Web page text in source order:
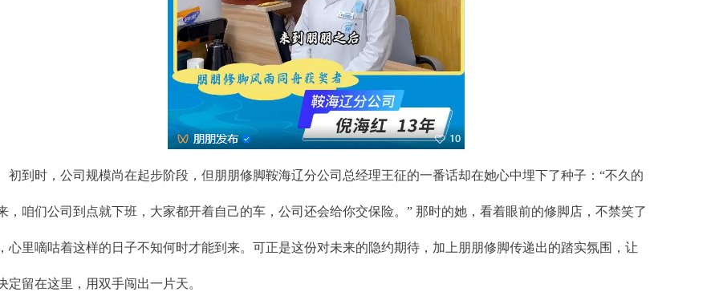
初到时，公司规模尚在起步阶段，但朋朋修脚鞍海辽分公司总经理王征的一番话却在她心中埋下了种子：“不久的
，咱们公司到点就下班，大家都开着自己的车，公司还会给你交保险。” 那时的她，看着眼前的修脚店，不禁笑了
心里嘀咕着这样的日子不知何时才能到来。可正是这份对未来的隐约期待，加上朋朋修脚传递出的踏实氛围，让
定留在这里，用双手闯出一片天。